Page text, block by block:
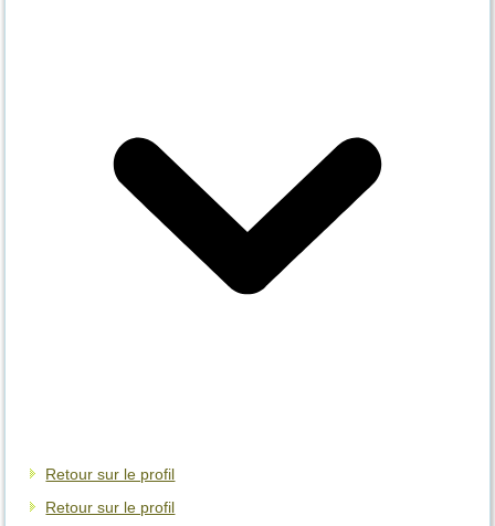
Retour sur le profil
Retour sur le profil